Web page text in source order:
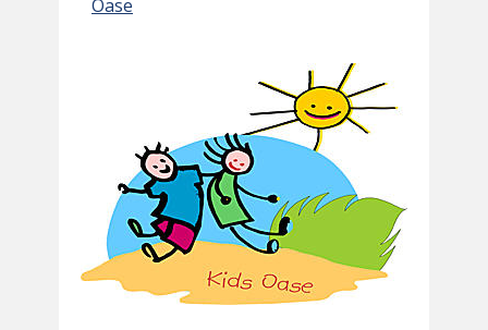
Oase